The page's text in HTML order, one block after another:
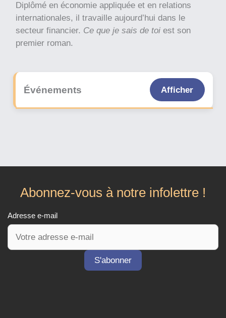
Diplômé en économie appliquée et en relations
internationales, il travaille aujourd’hui dans le
secteur financier. Ce que je sais de toi est son
premier roman.
Événements Afficher
Abonnez-vous à notre infolettre !
Adresse e-mail